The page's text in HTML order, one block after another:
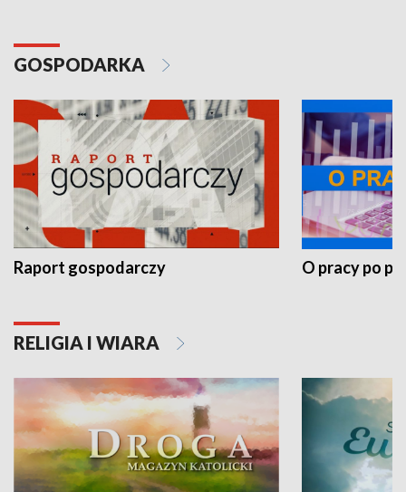
GOSPODARKA
Raport gospodarczy O pracy po
RELIGIA I WIARA